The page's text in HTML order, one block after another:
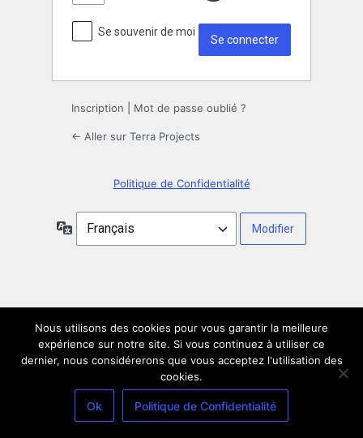
Se souvenir de moi
Inscription Mot de passe oublié ?
← Aller sur Terra Projects
Politique de Confidentialité
Langue
Nous utilisons des cookies pour vous garantir la meilleure
expérience sur notre site. Si vous continuez à utiliser ce
dernier, nous considérerons que vous acceptez l'utilisation des
cookies.
Ok Politique de Confidentialité